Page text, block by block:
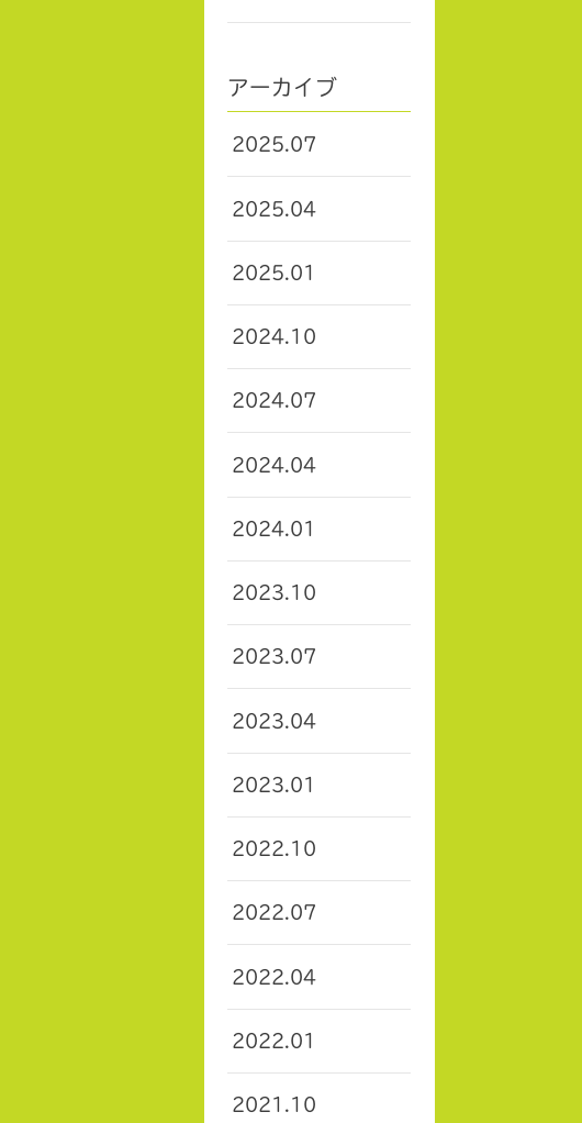
アーカイブ
2025.07
2025.04
2025.01
2024.10
2024.07
2024.04
2024.01
2023.10
2023.07
2023.04
2023.01
2022.10
2022.07
2022.04
2022.01
2021.10